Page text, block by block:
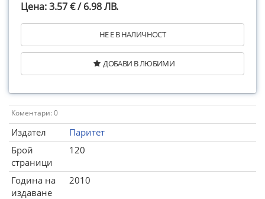
Цена: 3.57 € / 6.98 ЛВ.
НЕ Е В НАЛИЧНОСТ
ДОБАВИ В ЛЮБИМИ
Коментари: 0
Издател
Паритет
Брой
страници
120
Година на
издаване
2010